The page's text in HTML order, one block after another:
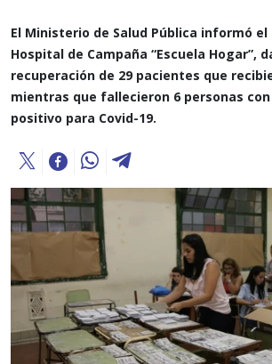
El Ministerio de Salud Pública informó
Hospital de Campaña “Escuela Hogar”,
recuperación de 29 pacientes que
mientras que fallecieron 6 personas
positivo para Covid-19.